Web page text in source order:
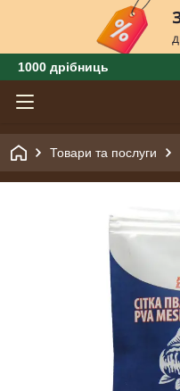
1000 дрібниць
Товари та послуги